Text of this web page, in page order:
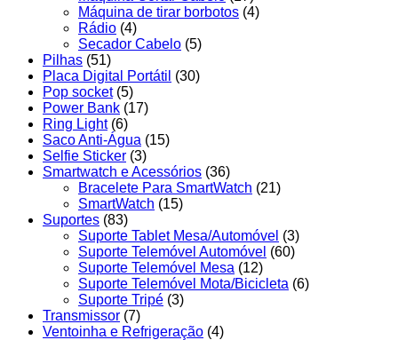
Máquina de tirar borbotos (4)
Rádio (4)
Secador Cabelo (5)
Pilhas (51)
Placa Digital Portátil (30)
Pop socket (5)
Power Bank (17)
Ring Light (6)
Saco Anti-Água (15)
Selfie Sticker (3)
Smartwatch e Acessórios (36)
Bracelete Para SmartWatch (21)
SmartWatch (15)
Suportes (83)
Suporte Tablet Mesa/Automóvel (3)
Suporte Telemóvel Automóvel (60)
Suporte Telemóvel Mesa (12)
Suporte Telemóvel Mota/Bicicleta (6)
Suporte Tripé (3)
Transmissor (7)
Ventoinha e Refrigeração (4)